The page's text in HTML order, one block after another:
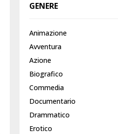
GENERE
Animazione
Avventura
Azione
Biografico
Commedia
Documentario
Drammatico
Erotico